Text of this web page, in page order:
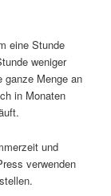
eine Stunde
weniger
ganze Menge an
in Monaten
und
verwenden